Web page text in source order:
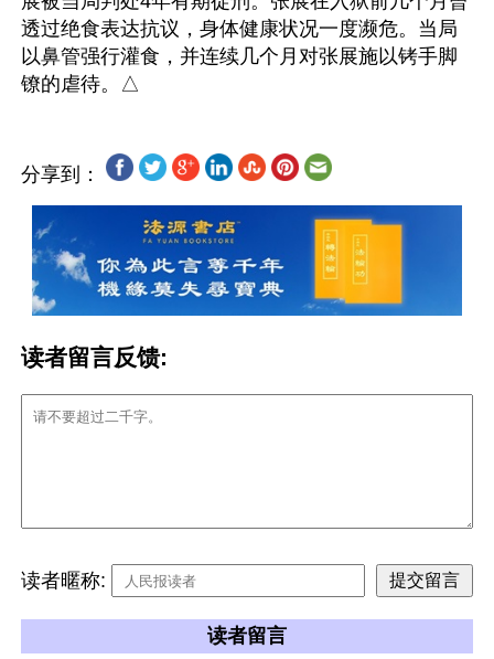
透过绝食表达抗议，身体健康状况一度濒危。当局
以鼻管强行灌食，并连续几个月对张展施以铐手脚
分享到：
读者留言反馈:
读者暱称:
读者留言